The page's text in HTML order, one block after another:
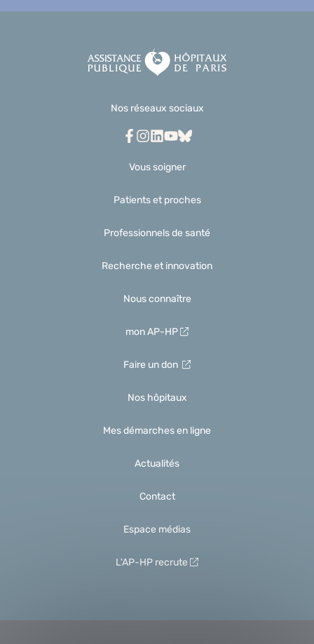
Nos réseaux sociaux
Facebook
Instagram
Linkedin
Youtube
Bluesky
Vous soigner
Patients et proches
Professionnels de santé
Recherche et innovation
Nous connaître
mon AP-HP
Faire un don
Nos hôpitaux
Mes démarches en ligne
Actualités
Contact
Espace médias
L'AP-HP recrute